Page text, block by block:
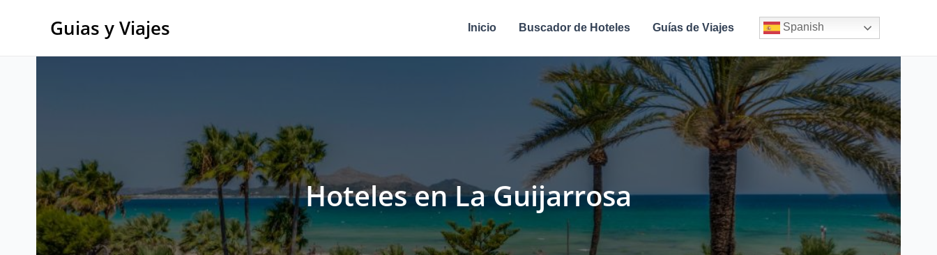
Guias y Viajes Inicio Buscador de Hoteles Guías de Viajes Spanish
Hoteles en La Guijarrosa